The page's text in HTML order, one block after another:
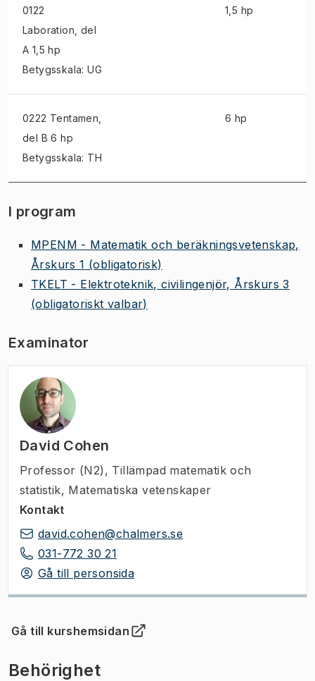
0122
Laboration , del
A 1,5 hp
Betygsskala: UG
1,5 hp
0222 Tentamen
del B 6 hp
Betygsskala: TH
6 hp
I program
MPENM - Matematik och beräkningsvetenskap,
Årskurs 1 (obligatorisk)
TKELT - Elektroteknik, civilingenjör, Årskurs 3
(obligatoriskt valbar)
Examinator
David Cohen
Professor (N2) , Tillämpad matematik och
statistik, Matematiska vetenskaper
Kontakt
david.cohen@chalmers.se
031-772 30 21
Gå till personsida
Gå till kurshemsidan
(Öppnas i ny flik)
Behörighet